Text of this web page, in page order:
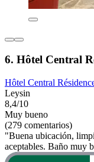
6. Hôtel Central
Hôtel Central
Leysin
8,4/10
Muy bueno
(279 comentarios)
"Buena ubicación,
aceptables. Baño muy